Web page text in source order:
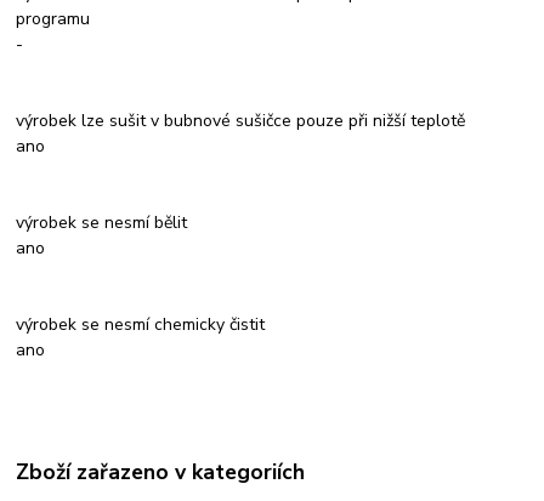
programu
-
výrobek lze sušit v bubnové sušičce pouze při nižší teplotě
ano
výrobek se nesmí bělit
ano
výrobek se nesmí chemicky čistit
ano
Zboží zařazeno v kategoriích